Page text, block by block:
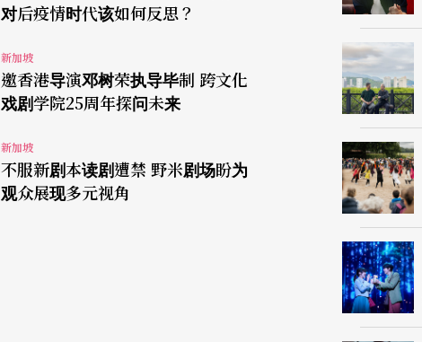
对后疫情时代该如何反思？
新加坡
邀香港导演邓树荣执导毕制 跨文化
戏剧学院25周年探问未来
新加坡
不服新剧本读剧遭禁 野米剧场盼为
观众展现多元视角